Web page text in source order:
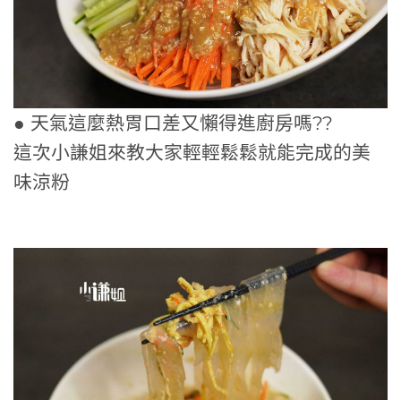
● 天氣這麼熱胃口差又懶得進廚房嗎??
這次小謙姐來教大家輕輕鬆鬆就能完成的美
味涼粉